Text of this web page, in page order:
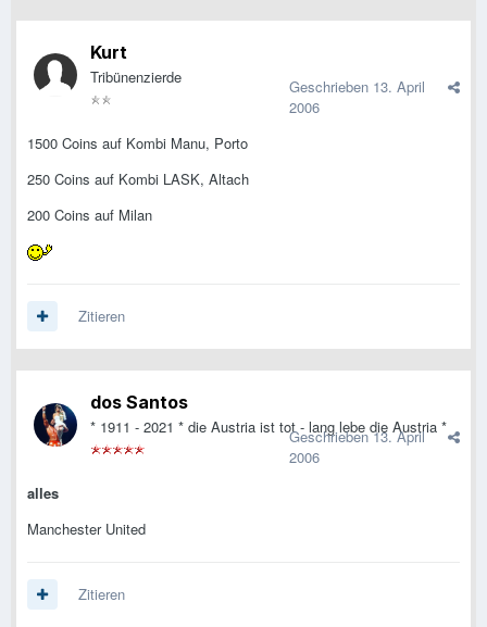
Kurt
Tribünenzierde Geschrieben 13. April
2006
1500 Coins auf Kombi Manu, Porto
250 Coins auf Kombi LASK, Altach
200 Coins auf Milan
Zitieren
dos Santos
* 1911 - 2021 * die Austria ist tot - lang lebe die Austria *
Geschrieben13. April
2006
alles
Manchester United
Zitieren